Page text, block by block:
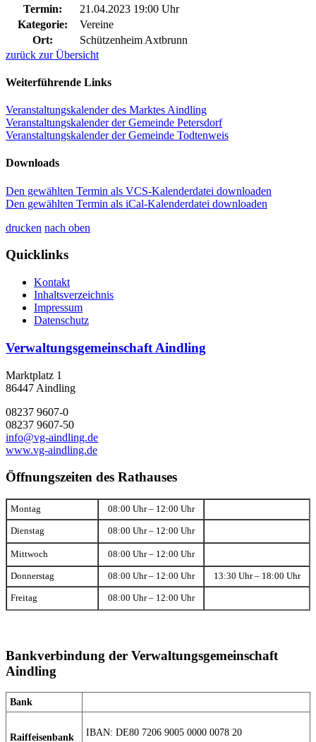
Termin:
21.04.2023 19:00 Uhr
Kategorie:
Vereine
Ort:
Schützenheim Axtbrunn
zurück zur Übersicht
Weiterführende Links
Veranstaltungskalender des Marktes Aindling
Veranstaltungskalender der Gemeinde Petersdorf
Veranstaltungskalender der Gemeinde Todtenweis
Downloads
Den gewählten Termin als VCS-Kalenderdatei downloaden
Den gewählten Termin als iCal-Kalenderdatei downloaden
drucken nach oben
Quicklinks
Kontakt
Inhaltsverzeichnis
Impressum
Datenschutz
Verwaltungsgemeinschaft Aindling
Marktplatz 1
86447 Aindling
08237 9607-0
08237 9607-50
info@vg-aindling.de
www.vg-aindling.de
Öffnungszeiten des Rathauses
Montag 08:00 Uhr – 12:00 Uhr
Dienstag 08:00 Uhr – 12:00 Uhr
Mittwoch 08:00 Uhr – 12:00 Uhr
Donnerstag 08:00 Uhr – 12:00 Uhr 13:30 Uhr – 18:00 Uhr
Freitag 08:00 Uhr – 12:00 Uhr
Bankverbindung der Verwaltungsgemeinschaft
Aindling
Bank
Raiffeisenbank IBAN: DE80 7206 9005 0000 0078 20